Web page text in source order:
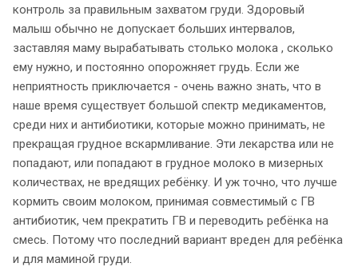
контроль за правильным захватом груди. Здоровый
малыш обычно не допускает больших интервалов,
заставляя маму вырабатывать столько молока , сколько
ему нужно, и постоянно опорожняет грудь. Если же
неприятность приключается - очень важно знать, что в
наше время существует большой спектр медикаментов,
среди них и антибиотики, которые можно принимать, не
прекращая грудное вскармливание. Эти лекарства или не
попадают, или попадают в грудное молоко в мизерных
количествах, не вредящих ребёнку. И уж точно, что лучше
кормить своим молоком, принимая совместимый с ГВ
антибиотик, чем прекратить ГВ и переводить ребёнка на
смесь. Потому что последний вариант вреден для ребёнка
и для маминой груди.